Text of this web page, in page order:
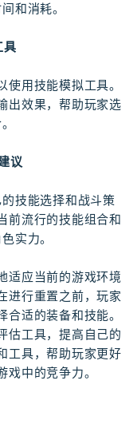
和消耗。
具
用技能模拟工具。
出效果，帮助玩家选
议
技能选择和战斗策
前流行的技能组合和
实力。
适应当前的游戏环境
进行重置之前，玩家
适的装备和技能。
估工具，提高自己的
工具，帮助玩家更好
中的竞争力。